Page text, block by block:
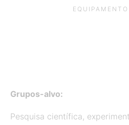
Grupos-alvo:
Pesquisa científica,